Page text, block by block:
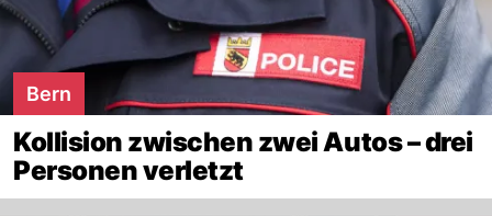
Bern
Kollision zwischen zwei Autos – drei
Personen verletzt